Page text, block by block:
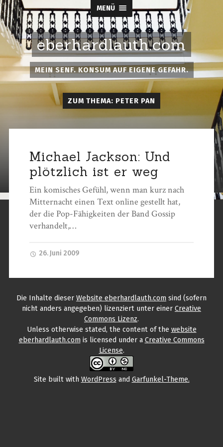
MENÜ
eberhardlauth.com
MEIN SENF. KONSUM AUF EIGENE GEFAHR.
ZUM THEMA: PETER PAN
Michael Jackson: Und
plötzlich ist er weg
Ein komisches Gefühl, wenn man kurz nach
Mitternacht einen Text online gestellt hat,
der die Pop-Fähigkeiten der Band Gossip
verhandelt,…
26. Juni 2009
Die Inhalte dieser Website eberhardlauth.com sind (sofern
nicht anders angegeben) lizenziert unter einer Creative
Commons Lizenz.
Unless otherwise stated, the contentof the website
eberhardlauth.com is licensed under a Creative Commons
License.
Site built with WordPress and Garfunkel-Theme.